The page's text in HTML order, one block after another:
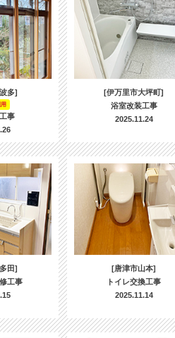
多]
事
[伊万里市大坪町]
浴室改装工事
2025.11.24
田]
工事
[唐津市山本]
トイレ交換工事
2025.11.14